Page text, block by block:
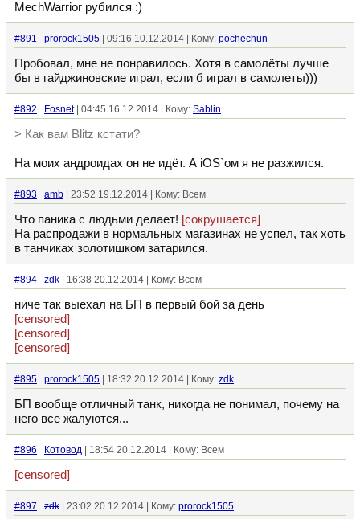
MechWarrior рубился :)
#891 prorock1505 | 09:16 10.12.2014 | Кому: pochechun
Пробовал, мне не понравилось. Хотя в самолёты лучше
бы в гайджиновские играл, если б играл в самолеты)))
#892 Fosnet| 04:45 16.12.2014 | Кому: Sablin
> Как вам Blitz кстати?
На моих андроидах он не идёт. А iOS`ом я не разжился.
#893 amb | 23:52 19.12.2014 | Кому: Всем
Что паника с людьми делает! [сокрушается]
На распродажи в нормальных магазинах не успел, так хоть
в танчиках золотишком затарился.
#894 zdk | 16:38 20.12.2014 | Кому: Всем
ниче так выехал на БП в первый бой за день
[censored]
[censored]
[censored]
#895 prorock1505 | 18:32 20.12.2014 | Кому: zdk
БП вообще отличный танк, никогда не понимал, почему на
него все жалуются...
#896 Котовод | 18:54 20.12.2014 | Кому: Всем
[censored]
#897 zdk | 23:02 20.12.2014 | Кому: prorock1505